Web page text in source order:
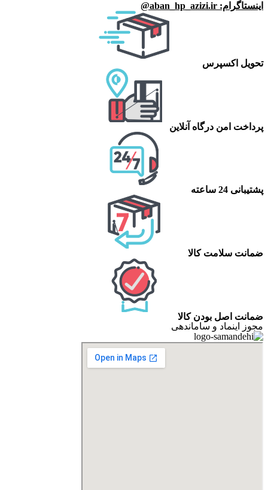
اینستاگرام: aban_hp_azizi.ir@
تحویل اکسپرس
پرداخت امن درگاه آنلاین
پشتیبانی 24 ساعته
ضمانت سلامت کالا
ضمانت اصل بودن کالا
مجوز اینماد و ساماندهی